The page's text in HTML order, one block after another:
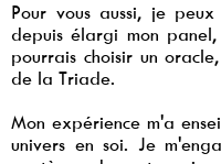
Pour vous aussi, je
depuis élargi mon
pourrais choisir un
de la Triade.
Mon expérience m'a
univers en soi. Je